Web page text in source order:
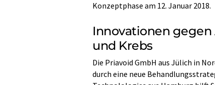
Konzeptphase am 12. Januar 2018.
Innovationen
und Krebs
Die Priavoid GmbH aus Jülich in
durch eine neue